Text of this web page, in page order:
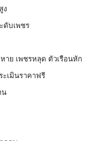
ง
ดับเพชร
าย เพชรหลุด ตัวเรือนหัก
เมินราคาฟรี
น